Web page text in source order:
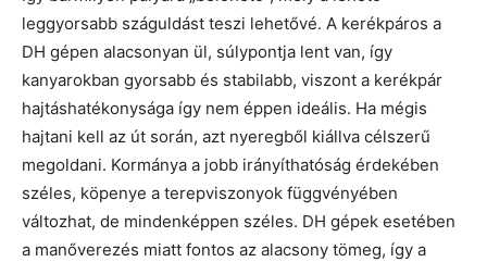
leggyorsabb száguldást teszi lehetővé. A kerékpáros a
DH gépen alacsonyan ül, súlypontja lent van, így
kanyarokban gyorsabb és stabilabb, viszont a kerékpár
hajtáshatékonysága így nem éppen ideális. Ha mégis
hajtani kell az út során, azt nyeregből kiállva célszerű
megoldani. Kormánya a jobb irányíthatóság érdekében
széles, köpenye a terepviszonyok függvényében
változhat, de mindenképpen széles. DH gépek esetében
a manőverezés miatt fontos az alacsony tömeg, így a